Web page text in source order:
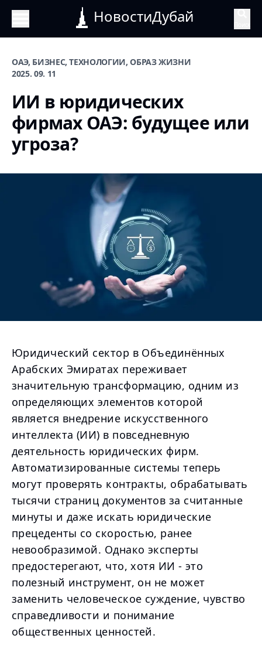
НовостиДубай
ОАЭ, БИЗНЕС, ТЕХНОЛОГИИ, ОБРАЗ ЖИЗНИ
2025. 09. 11
ИИ в юридических
фирмах ОАЭ: будущее или
угроза?
Юридический сектор в Объединённых
Арабских Эмиратах переживает
значительную трансформацию, одним из
определяющих элементов которой
является внедрение искусственного
интеллекта (ИИ) в повседневную
деятельность юридических фирм.
Автоматизированные системы теперь
могут проверять контракты, обрабатывать
тысячи страниц документов за считанные
минуты и даже искать юридические
прецеденты со скоростью, ранее
невообразимой. Однако эксперты
предостерегают, что, хотя ИИ - это
полезный инструмент, он не может
заменить человеческое суждение, чувство
справедливости и понимание
общественных ценностей.